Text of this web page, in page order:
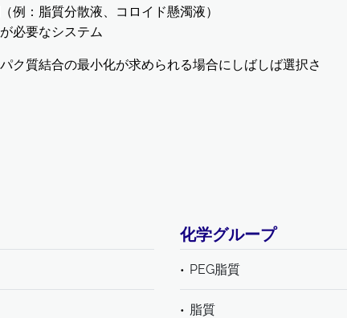
例：脂質分散液、コロイド懸濁液）
必要なシステム
ク質結合の最小化が求められる場合にしばしば選択さ
化学グループ
PEG脂質
脂質